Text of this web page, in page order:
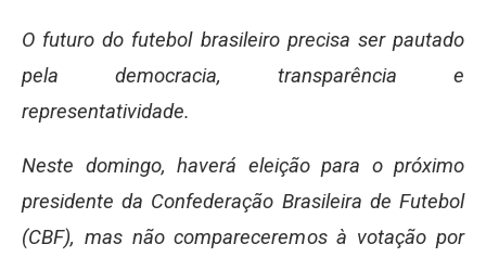
O futuro do futebol brasileiro precisa ser pautado
pela democracia, transparência e
representatividade.
Neste domingo, haverá eleição para o próximo
presidente da Confederação Brasileira de Futebol
(CBF), mas não compareceremos à votação por